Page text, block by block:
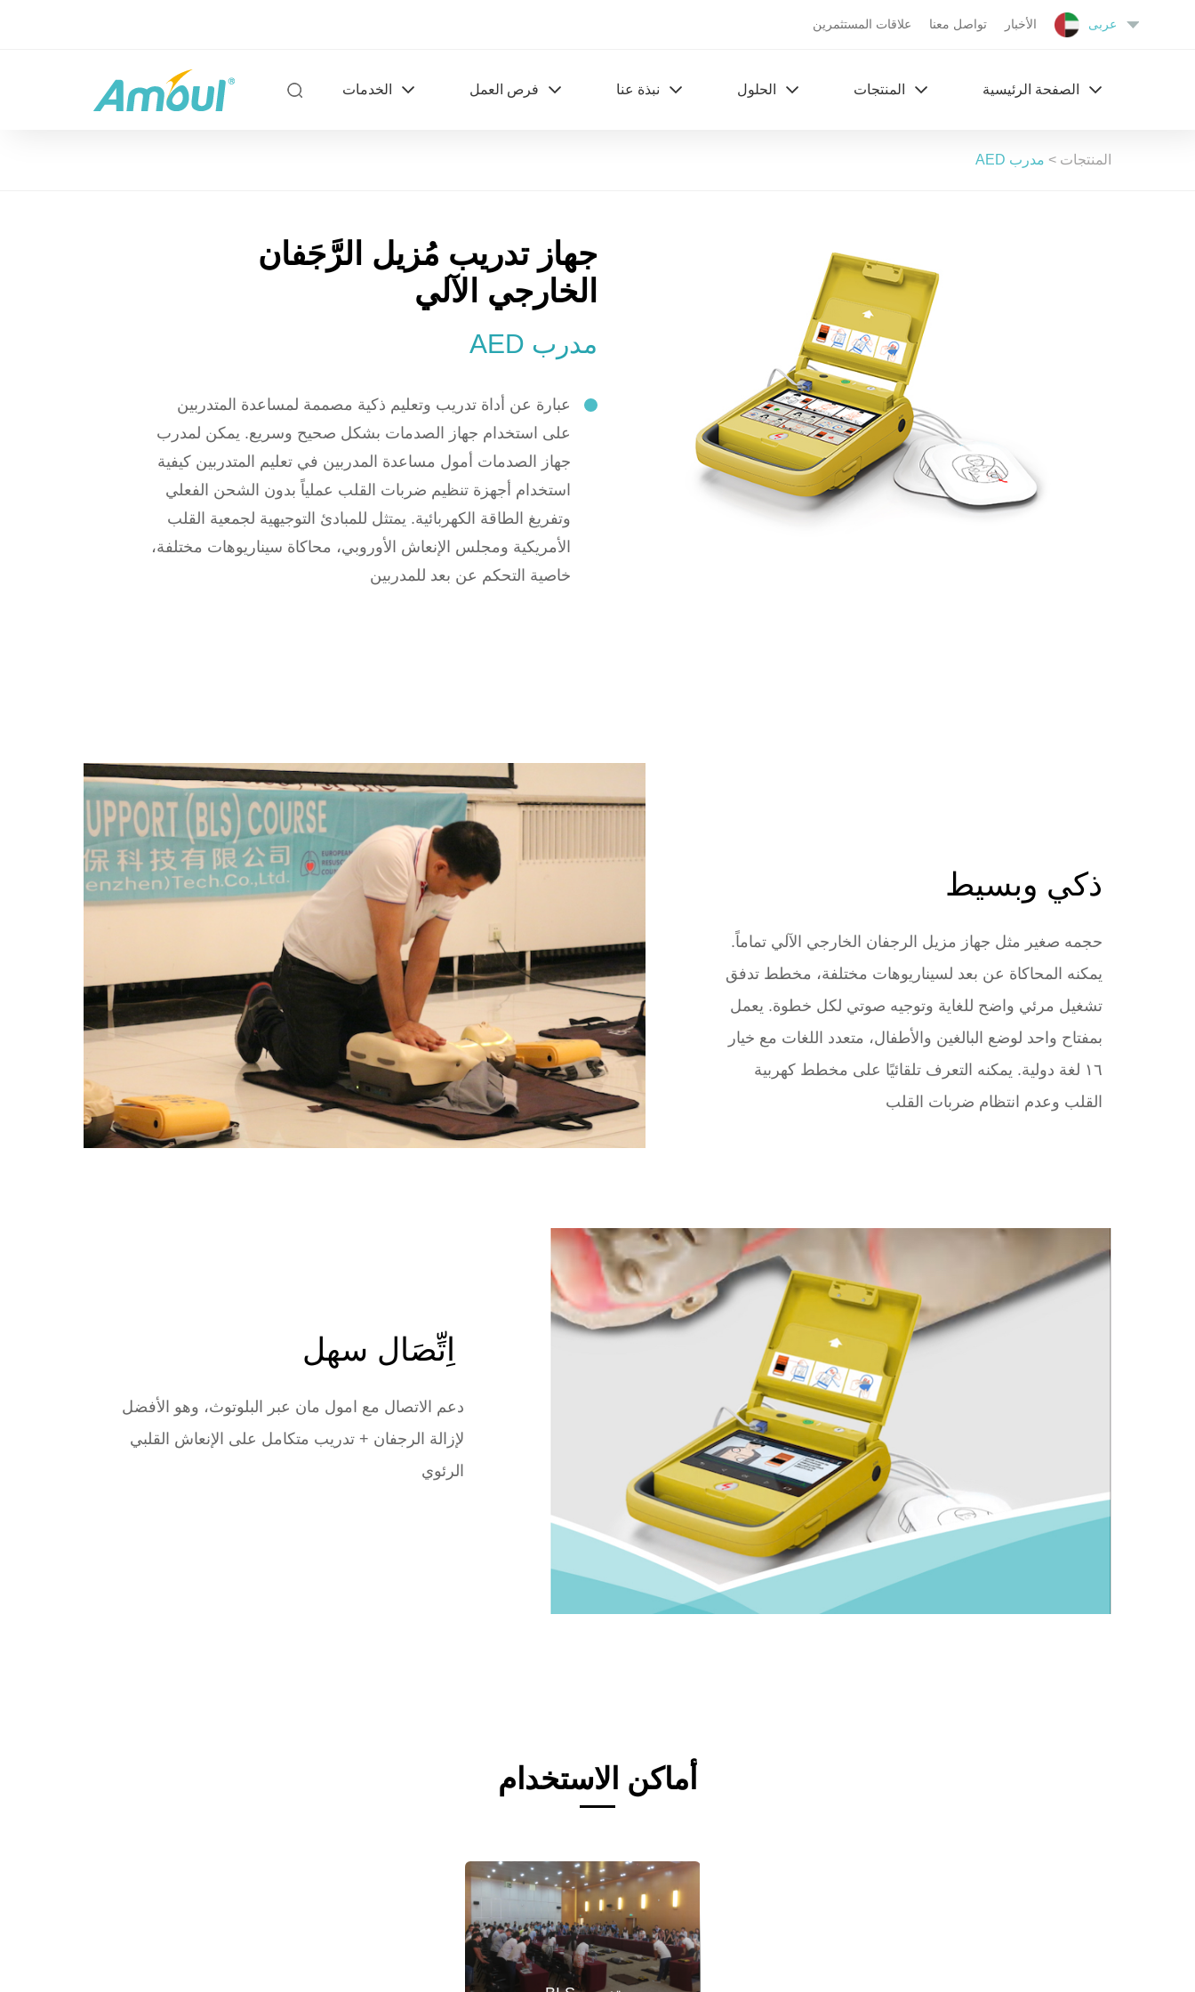
علاقات المستثمرين تواصل معنا الأخبار عربى
الخدمات فرص العمل نبذة عنا الحلول المنتجات الصفحة الرئیسیة
المنتجات > مدرب AED
جهاز تدريب مُزيل الرَّجَفان
الخارجي الآلي
مدرب AED
عبارة عن أداة تدريب وتعليم ذكية مصممة لمساعدة المتدربين
على استخدام جهاز الصدمات بشكل صحيح وسريع. يمكن لمدرب
جهاز الصدمات أمول مساعدة المدربين في تعليم المتدربين كيفية
استخدام أجهزة تنظيم ضربات القلب عملياً بدون الشحن الفعلي
وتفريغ الطاقة الكهربائية. يمتثل للمبادئ التوجيهية لجمعية القلب
الأمريكية ومجلس الإنعاش الأوروبي، محاكاة سيناريوهات مختلفة،
خاصية التحكم عن بعد للمدربين
ذكي وبسيط
حجمه صغير مثل جهاز مزيل الرجفان الخارجي الآلي تماماً.
يمكنه المحاكاة عن بعد لسيناريوهات مختلفة، مخطط تدفق
تشغيل مرئي واضح للغاية وتوجيه صوتي لكل خطوة. يعمل
بمفتاح واحد لوضع البالغين والأطفال، متعدد اللغات مع خيار
١٦ لغة دولية. يمكنه التعرف تلقائيًا على مخطط كهربية
القلب وعدم انتظام ضربات القلب
اِتِّصَال سهل
دعم الاتصال مع امول مان عبر البلوتوث، وهو الأفضل
لإزالة الرجفان + تدريب متكامل على الإنعاش القلبي
الرئوي
أماكن الاستخدام